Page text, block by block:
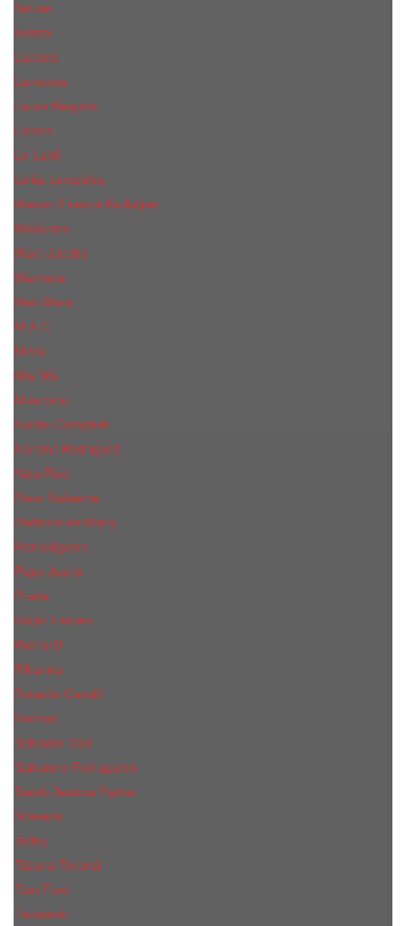
КиLian
Kenzo
Lacoste
Lancome
Laura Biagiotti
Lanvin
Lе Lab0
Lolita Lempicka
Maison Francis Kurkdjian
Madonna
Marc Jacobs
Mancera
Max Mara
M.А.C.
Mexx
Miu Miu
Mоsсhino
Naomi Campbell
Narciso Rodriguez
Nina Ricci
Paco Rabanne
Parfums de Marly
Penhaligon's
Pepe Jeans
Prada
Ralph Lauren
RicHarD
Rihanna
Roberto Cavalli
Rochas
Salvador Dali
Salvatore Ferragamo
Sarah Jessica Parker
Shiseido
Sisley
Tiziana Terenzi
Tom Ford
Trussardi